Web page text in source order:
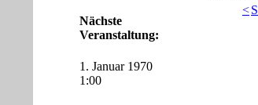
Nächste
Veranstaltung:
1. Januar 1970
1:00
<